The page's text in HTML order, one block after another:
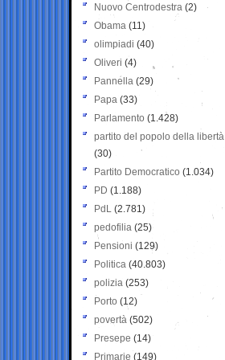
Nuovo Centrodestra (2)
Obama (11)
olimpiadi (40)
Oliveri (4)
Pannella (29)
Papa (33)
Parlamento (1.428)
partito del popolo della libertà
(30)
Partito Democratico (1.034)
PD (1.188)
PdL (2.781)
pedofilia (25)
Pensioni (129)
Politica (40.803)
polizia (253)
Porto (12)
povertà (502)
Presepe (14)
Primarie (149)